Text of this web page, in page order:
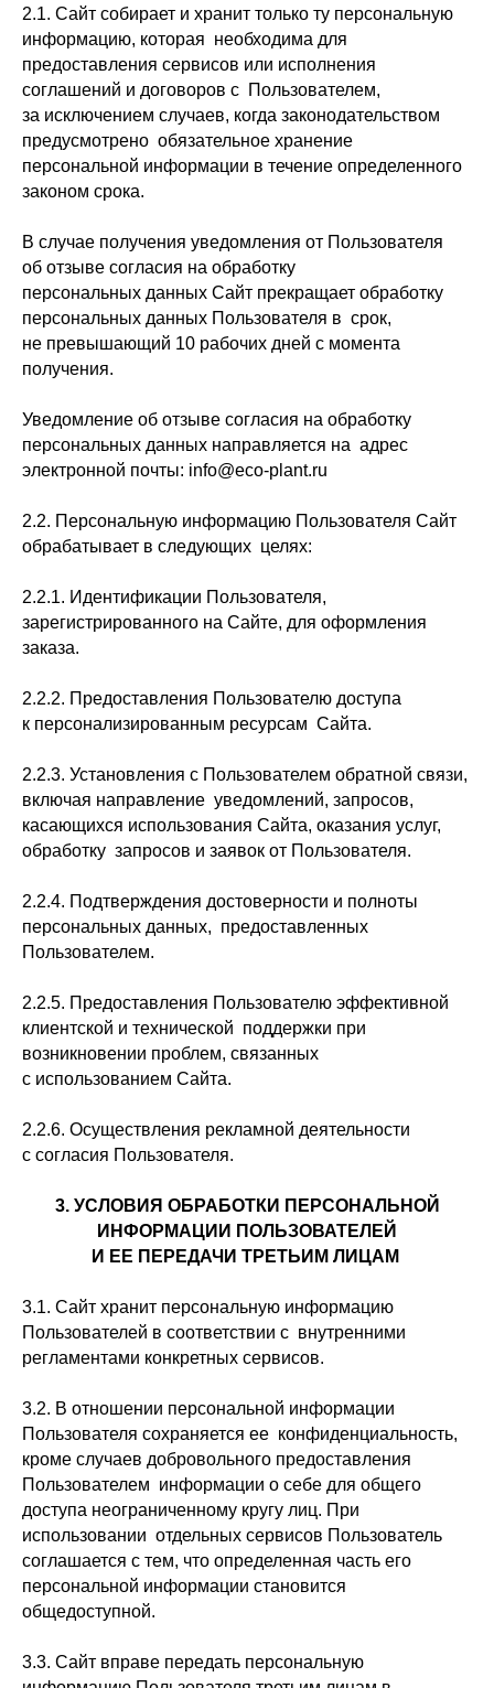
2.1. Сайт собирает и хранит только ту персональную
информацию, которая необходима для
предоставления сервисов или исполнения
соглашений и договоров с Пользователем,
за исключением случаев, когда законодательством
предусмотрено обязательное хранение
персональной информации в течение определенного
законом срока.
В случае получения уведомления от Пользователя
об отзыве согласия на обработку
персональных данных Сайт прекращает обработку
персональных данных Пользователя в срок,
не превышающий 10 рабочих дней с момента
получения.
Уведомление об отзыве согласия на обработку
персональных данных направляется на адрес
электронной почты: info@eco-plant.ru
2.2. Персональную информацию Пользователя Сайт
обрабатывает в следующих целях:
2.2.1. Идентификации Пользователя,
зарегистрированного на Сайте, для оформления
заказа.
2.2.2. Предоставления Пользователю доступа
к персонализированным ресурсам Сайта.
2.2.3. Установления с Пользователем обратной связи,
включая направление уведомлений, запросов,
касающихся использования Сайта, оказания услуг,
обработку запросов и заявок от Пользователя.
2.2.4. Подтверждения достоверности и полноты
персональных данных, предоставленных
Пользователем.
2.2.5. Предоставления Пользователю эффективной
клиентской и технической поддержки при
возникновении проблем, связанных
с использованием Сайта.
2.2.6. Осуществления рекламной деятельности
с согласия Пользователя.
3. УСЛОВИЯ ОБРАБОТКИ ПЕРСОНАЛЬНОЙ
ИНФОРМАЦИИ ПОЛЬЗОВАТЕЛЕЙ
И ЕЕ ПЕРЕДАЧИ ТРЕТЬИМ ЛИЦАМ
3.1. Сайт хранит персональную информацию
Пользователей в соответствии с внутренними
регламентами конкретных сервисов.
3.2. В отношении персональной информации
Пользователя сохраняется ее конфиденциальность,
кроме случаев добровольного предоставления
Пользователем информации о себе для общего
доступа неограниченному кругу лиц. При
использовании отдельных сервисов Пользователь
соглашается с тем, что определенная часть его
персональной информации становится
общедоступной.
3.3. Сайт вправе передать персональную